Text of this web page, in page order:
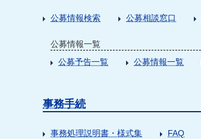
公募情報検索 公募相談窓口
公募情報一覧
公募予告一覧
公募情報一覧
事務手続
事務処理説明書・様式集 FAQ